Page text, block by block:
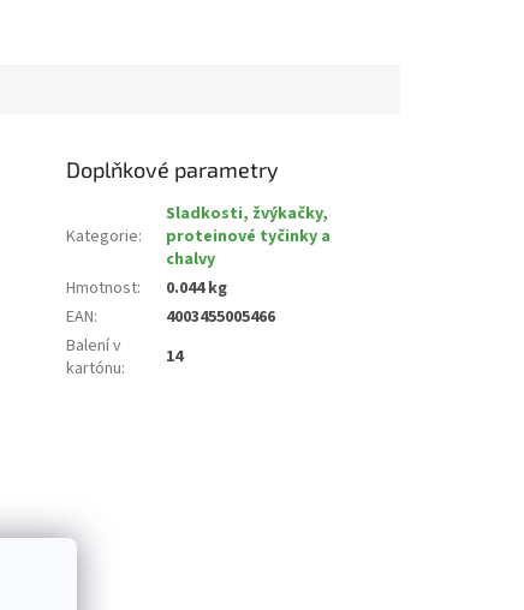
Doplňkové parametry
Kategorie:
Sladkosti, žvýkačky,
proteinové tyčinky a
chalvy
Hmotnost:
0.044 kg
EAN:
4003455005466
Balení v
kartónu: 14